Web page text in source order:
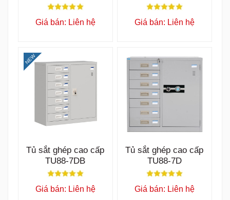
Giá bán: Liên hệ Giá bán: Liên hệ
NEW
Tủ sắt ghép cao cấp
TU88-7DB
Giá bán: Liên hệ
Tủ sắt ghép cao cấp
TU88-7D
Giá bán: Liên hệ